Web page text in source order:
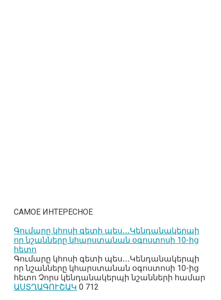
САМОЕ ИНТЕРЕСНОЕ
Գումարը կհոսի գետի պես․․․Կենդանակերպի
որ նշանները կհարստանան օգոստոսի 10-ից
հետո
Գումարը կհոսի գետի պես․․․Կենդանակերպի
որ նշանները կհարստանան օգոստոսի 10-ից
հետո Չորս կենդանակերպի նշանների համար
ԱՍՏՂԱԳՈՒՇԱԿ 0 712